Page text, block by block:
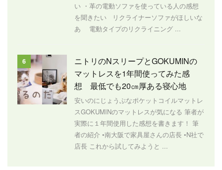
い ・革の電動ソファを使っている人の感想
を聞きたい リクライナーソファがほしいな
あ 電動タイプのリクライニング ...
6
ニトリのNスリープとGOKUMINの
マットレスを1年間使ってみた感
想 最低でも20㎝厚ある寝心地
安いのにじょうぶなポケットコイルマットレ
スGOKUMINのマットレスが気になる 筆者が
実際に１年間使用した感想を書きます！ 筆
者の紹介 •南大阪で家具屋さんの店長 •N社で
店長 これから試してみようと ...